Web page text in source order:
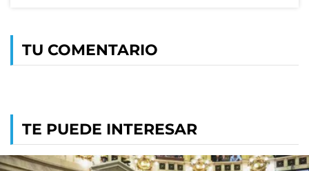
TU COMENTARIO
TE PUEDE INTERESAR